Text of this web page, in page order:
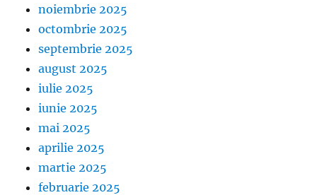
noiembrie 2025
octombrie 2025
septembrie 2025
august 2025
iulie 2025
iunie 2025
mai 2025
aprilie 2025
martie 2025
februarie 2025